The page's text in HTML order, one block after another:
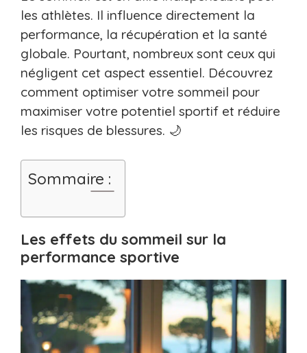
les athlètes. Il influence directement la
performance, la récupération et la santé
globale. Pourtant, nombreux sont ceux qui
négligent cet aspect essentiel. Découvrez
comment optimiser votre sommeil pour
maximiser votre potentiel sportif et réduire
les risques de blessures. 🌙
Sommaire :
Les effets du sommeil sur la
performance sportive